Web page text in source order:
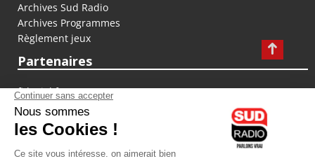
Archives Sud Radio
Archives Programmes
Règlement jeux
Partenaires
fiducial.fr
lyoncapitale.fr
olympique-et-lyonnais.com
L'application Iphone / Android